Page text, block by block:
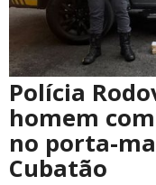
Polícia
homem
no porta-
Cubatão